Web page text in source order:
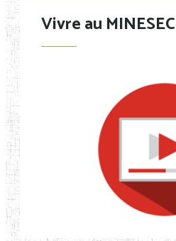
Vivre au MINESEC